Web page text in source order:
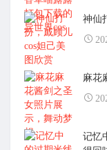
神仙
麻花
记忆